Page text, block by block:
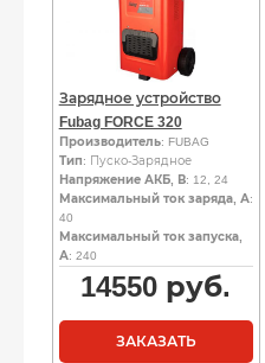
Зарядное устройство
Fubag FORCE 320
Производитель: FUBAG
Тип: Пуско-Зарядное
Напряжение АКБ, В: 12, 24
Максимальный ток заряда, А:
40
Максимальный ток запуска,
А: 240
14550 руб.
ЗАКАЗАТЬ